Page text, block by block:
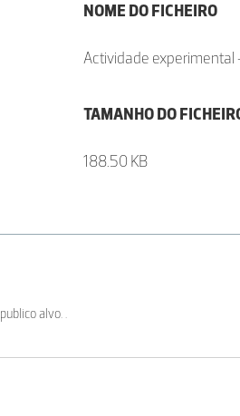
NOME DO FICHEIRO
Actividade experimental
TAMANHO DO
188.50 KB
alvo. .